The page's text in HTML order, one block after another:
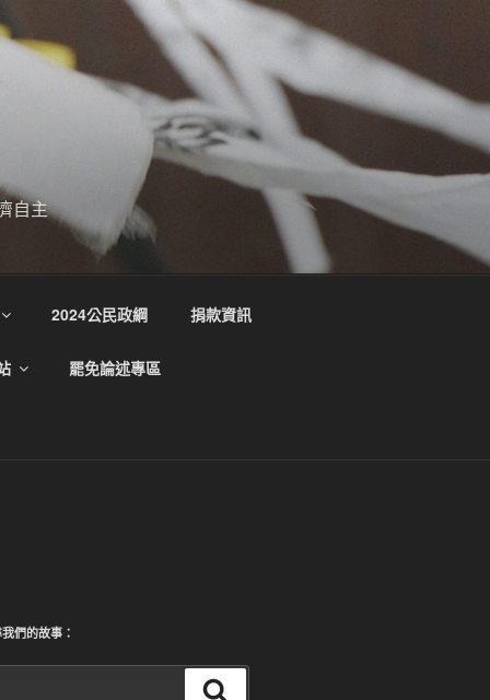
自主
2024公民政綱 捐款資訊
罷免論述專區
們的故事：